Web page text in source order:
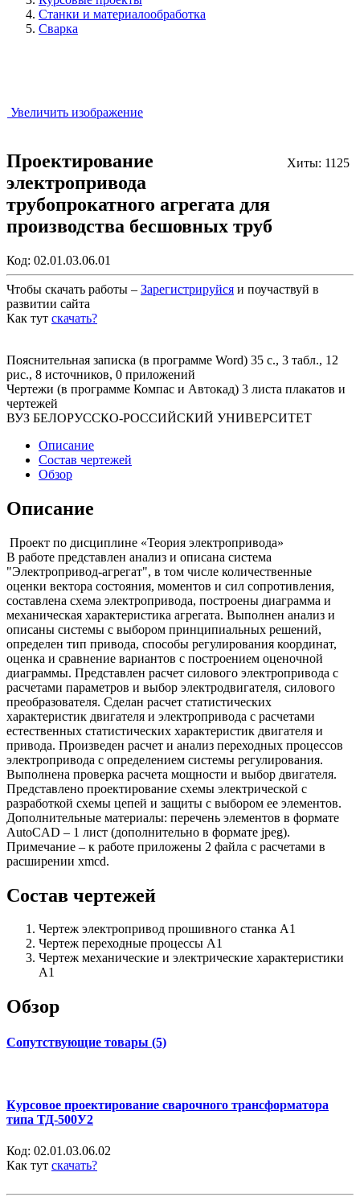
Станки и материалообработка
Сварка
Увеличить изображение
Хиты: 1125
Проектирование
электропривода
трубопрокатного агрегата для
производства бесшовных труб
Код: 02.01.03.06.01
Чтобы скачать работы – Зарегистрируйся и поучаствуй в
развитии сайта
Как тут скачать?
Пояснительная записка (в программе Word) 35 с., 3 табл., 12
рис., 8 источников, 0 приложений
Чертежи (в программе Компас и Автокад) 3 листа плакатов и
чертежей
ВУЗ БЕЛОРУССКО-РОССИЙСКИЙ УНИВЕРСИТЕТ
Описание
Состав чертежей
Обзор
Описание
Проект по дисциплине «Теория электропривода»
В работе представлен анализ и описана система
"Электропривод-агрегат", в том числе количественные
оценки вектора состояния, моментов и сил сопротивления,
составлена схема электропривода, построены диаграмма и
механическая характеристика агрегата. Выполнен анализ и
описаны системы с выбором принципиальных решений,
определен тип привода, способы регулирования координат,
оценка и сравнение вариантов с построением оценочной
диаграммы. Представлен расчет силового электропривода с
расчетами параметров и выбор электродвигателя, силового
преобразователя. Сделан расчет статистических
характеристик двигателя и электропривода с расчетами
естественных статистических характеристик двигателя и
привода. Произведен расчет и анализ переходных процессов
электропривода с определением системы регулирования.
Выполнена проверка расчета мощности и выбор двигателя.
Представлено проектирование схемы электрической с
разработкой схемы цепей и защиты с выбором ее элементов.
Дополнительные материалы: перечень элементов в формате
AutoCAD – 1 лист (дополнительно в формате jpeg).
Примечание – к работе приложены 2 файла с расчетами в
расширении xmcd.
Состав чертежей
Чертеж электропривод прошивного станка А1
Чертеж переходные процессы А1
Чертеж механические и электрические характеристики
А1
Обзор
Сопутствующие товары (5)
Курсовое проектирование сварочного трансформатора
типа ТД-500У2
Код: 02.01.03.06.02
Как тут скачать?